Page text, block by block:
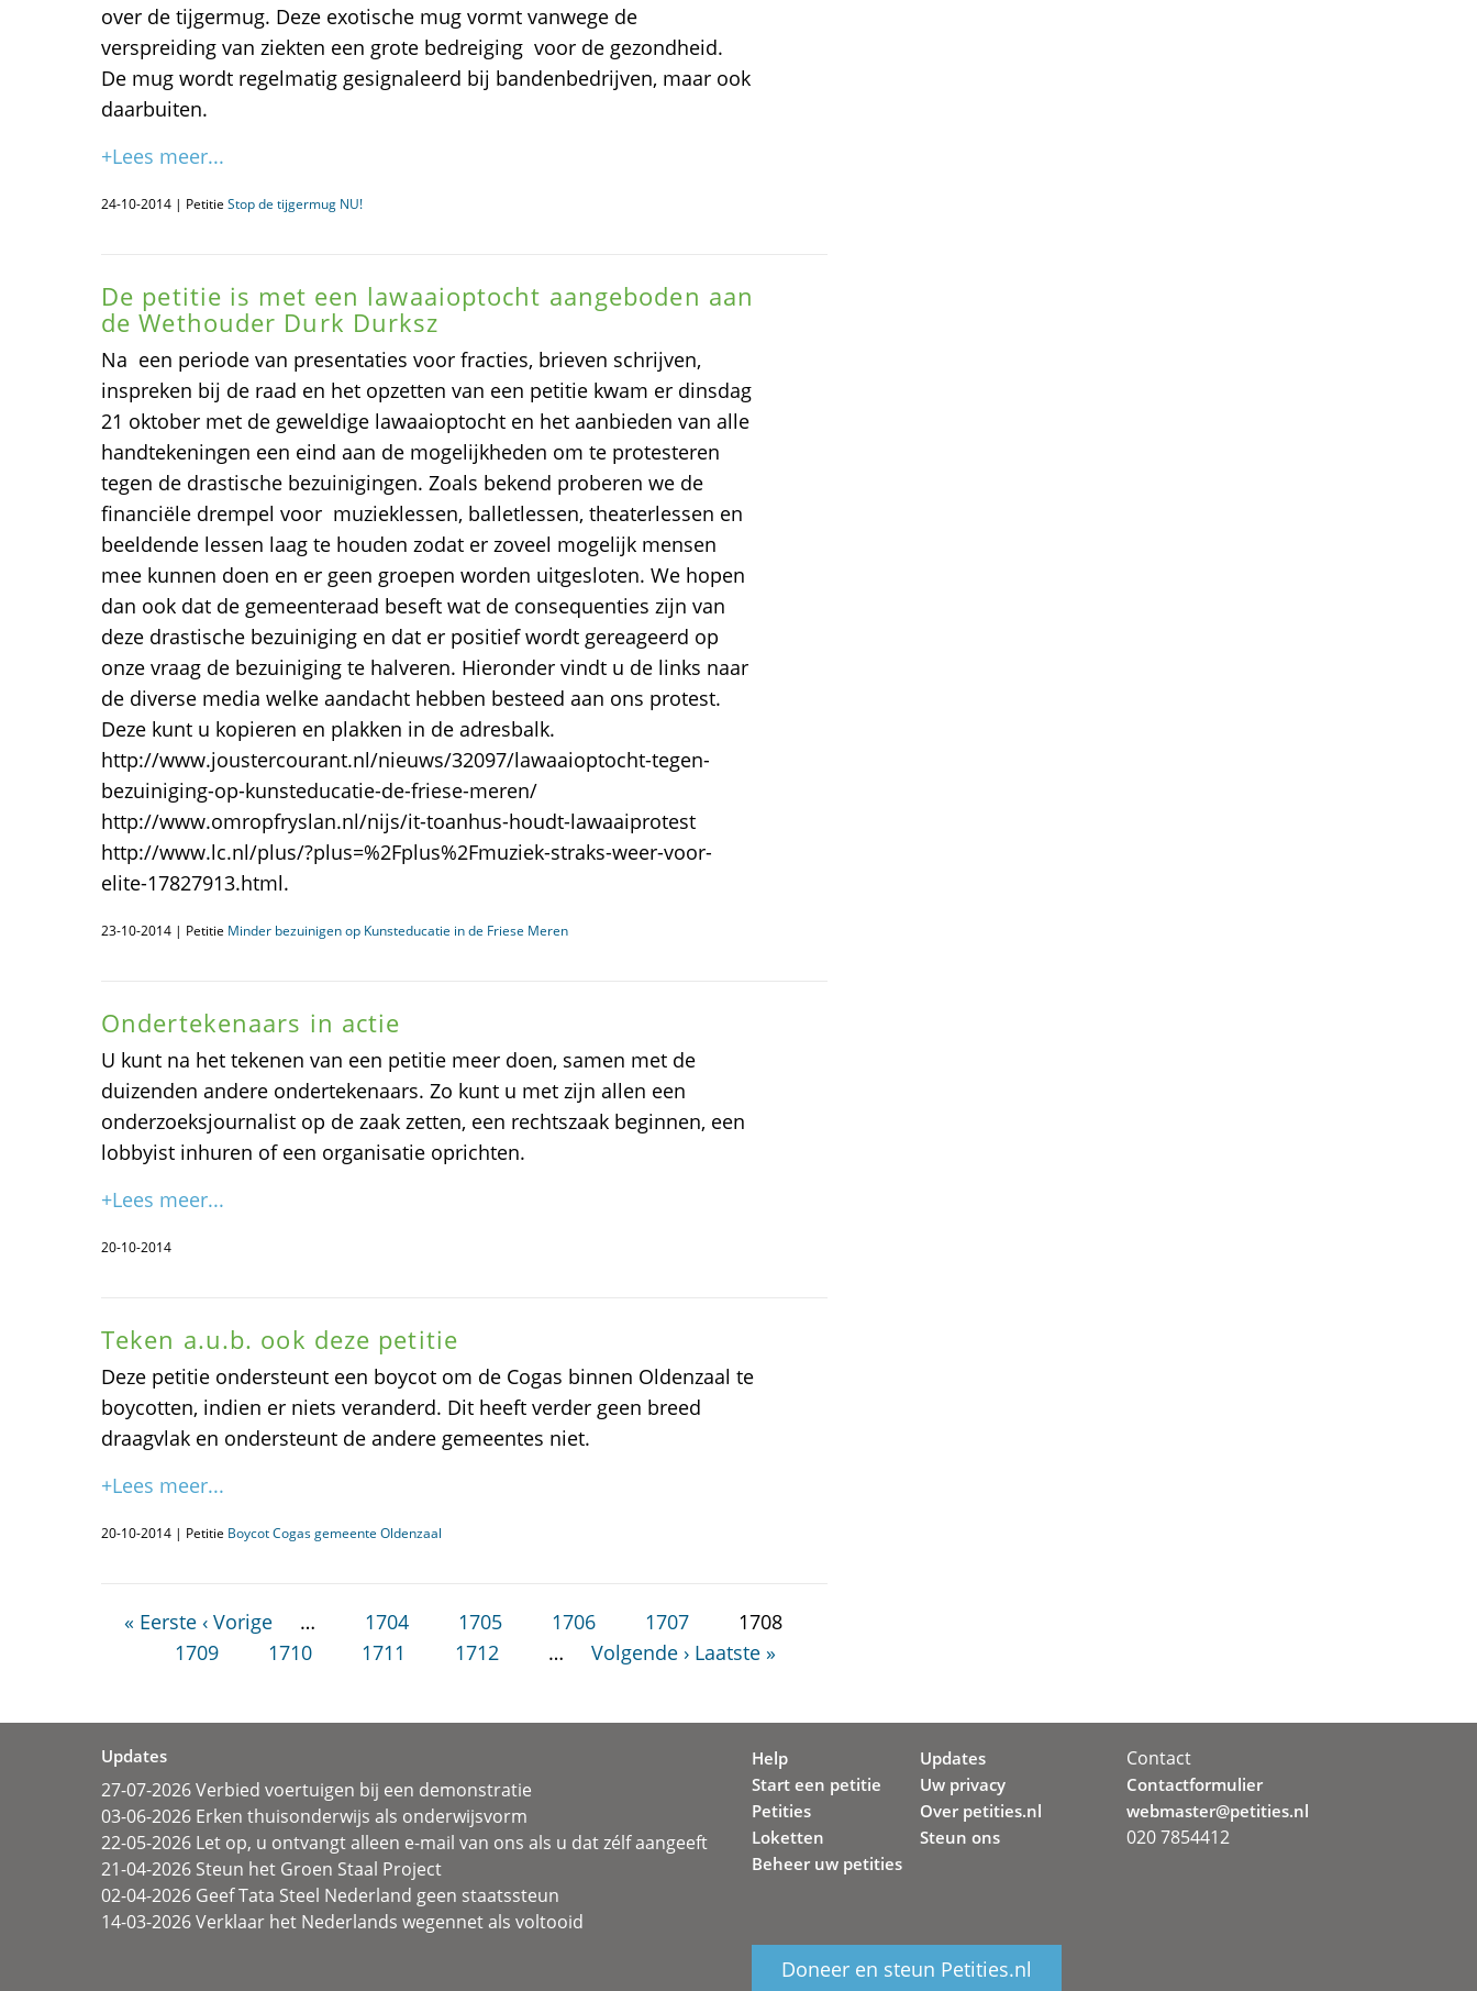
over de tijgermug. Deze exotische mug vormt vanwege de
verspreiding van ziekten een grote bedreiging voor de gezondheid.
De mug wordt regelmatig gesignaleerd bij bandenbedrijven, maar ook
daarbuiten.
+Lees meer...
24-10-2014 | Petitie Stop de tijgermug NU!
De petitie is met een lawaaioptocht aangeboden aan
de Wethouder Durk Durksz
Na een periode van presentaties voor fracties, brieven schrijven,
inspreken bij de raad en het opzetten van een petitie kwam er dinsdag
21 oktober met de geweldige lawaaioptocht en het aanbieden van alle
handtekeningen een eind aan de mogelijkheden om te protesteren
tegen de drastische bezuinigingen. Zoals bekend proberen we de
financiële drempel voor muzieklessen, balletlessen, theaterlessen en
beeldende lessen laag te houden zodat er zoveel mogelijk mensen
mee kunnen doen en er geen groepen worden uitgesloten. We hopen
dan ook dat de gemeenteraad beseft wat de consequenties zijn van
deze drastische bezuiniging en dat er positief wordt gereageerd op
onze vraag de bezuiniging te halveren. Hieronder vindt u de links naar
de diverse media welke aandacht hebben besteed aan ons protest.
Deze kunt u kopieren en plakken in de adresbalk.
http://www.joustercourant.nl/nieuws/32097/lawaaioptocht-tegen-
bezuiniging-op-kunsteducatie-de-friese-meren/
http://www.omropfryslan.nl/nijs/it-toanhus-houdt-lawaaiprotest
http://www.lc.nl/plus/?plus=%2Fplus%2Fmuziek-straks-weer-voor-
elite-17827913.html.
23-10-2014 | Petitie Minder bezuinigen op Kunsteducatie in de Friese Meren
Ondertekenaars in actie
U kunt na het tekenen van een petitie meer doen, samen met de
duizenden andere ondertekenaars. Zo kunt u met zijn allen een
onderzoeksjournalist op de zaak zetten, een rechtszaak beginnen, een
lobbyist inhuren of een organisatie oprichten.
+Lees meer...
20-10-2014
Teken a.u.b. ook deze petitie
Deze petitie ondersteunt een boycot om de Cogas binnen Oldenzaal te
boycotten, indien er niets veranderd. Dit heeft verder geen breed
draagvlak en ondersteunt de andere gemeentes niet.
+Lees meer...
20-10-2014 | Petitie Boycot Cogas gemeente Oldenzaal
« Eerste ‹ Vorige … 1704 1705 1706 1707
1708
1709
1710 1711 1712 … Volgende › Laatste »
Updates
27-07-2026 Verbied voertuigen bij een demonstratie
03-06-2026 Erken thuisonderwijs als onderwijsvorm
22-05-2026 Let op, u ontvangt alleen e-mail van ons als u dat zélf aangeeft
21-04-2026 Steun het Groen Staal Project
02-04-2026 Geef Tata Steel Nederland geen staatssteun
14-03-2026 Verklaar het Nederlands wegennet als voltooid
Help
Start een petitie
Petities
Loketten
Beheer uw petities
Updates
Uw privacy
Over petities.nl
Steun ons
Doneer en steun Petities.nl
Contact
Contactformulier
webmaster@petities.nl
020 7854412